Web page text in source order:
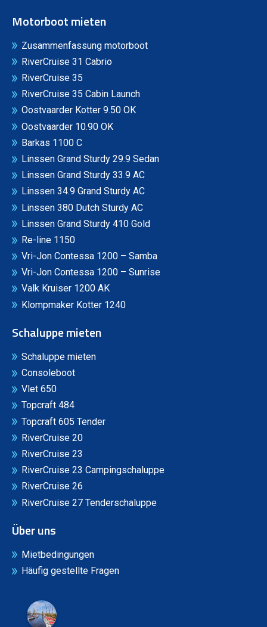
Motorboot mieten
Zusammenfassung motorboot
RiverCruise 31 Cabrio
RiverCruise 35
RiverCruise 35 Cabin Launch
Oostvaarder Kotter 9.50 OK
Oostvaarder 10.90 OK
Barkas 1100 C
Linssen Grand Sturdy 29.9 Sedan
Linssen Grand Sturdy 33.9 AC
Linssen 34.9 Grand Sturdy AC
Linssen 380 Dutch Sturdy AC
Linssen Grand Sturdy 410 Gold
Re-line 1150
Vri-Jon Contessa 1200 – Samba
Vri-Jon Contessa 1200 – Sunrise
Valk Kruiser 1200 AK
Klompmaker Kotter 1240
Schaluppe mieten
Schaluppe mieten
Consoleboot
Vlet 650
Topcraft 484
Topcraft 605 Tender
RiverCruise 20
RiverCruise 23
RiverCruise 23 Campingschaluppe
RiverCruise 26
RiverCruise 27 Tenderschaluppe
Über uns
Mietbedingungen
Häufig gestellte Fragen